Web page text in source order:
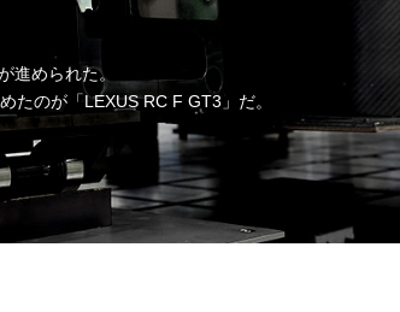
進められた。
たのが「LEXUS RC F GT3」だ。